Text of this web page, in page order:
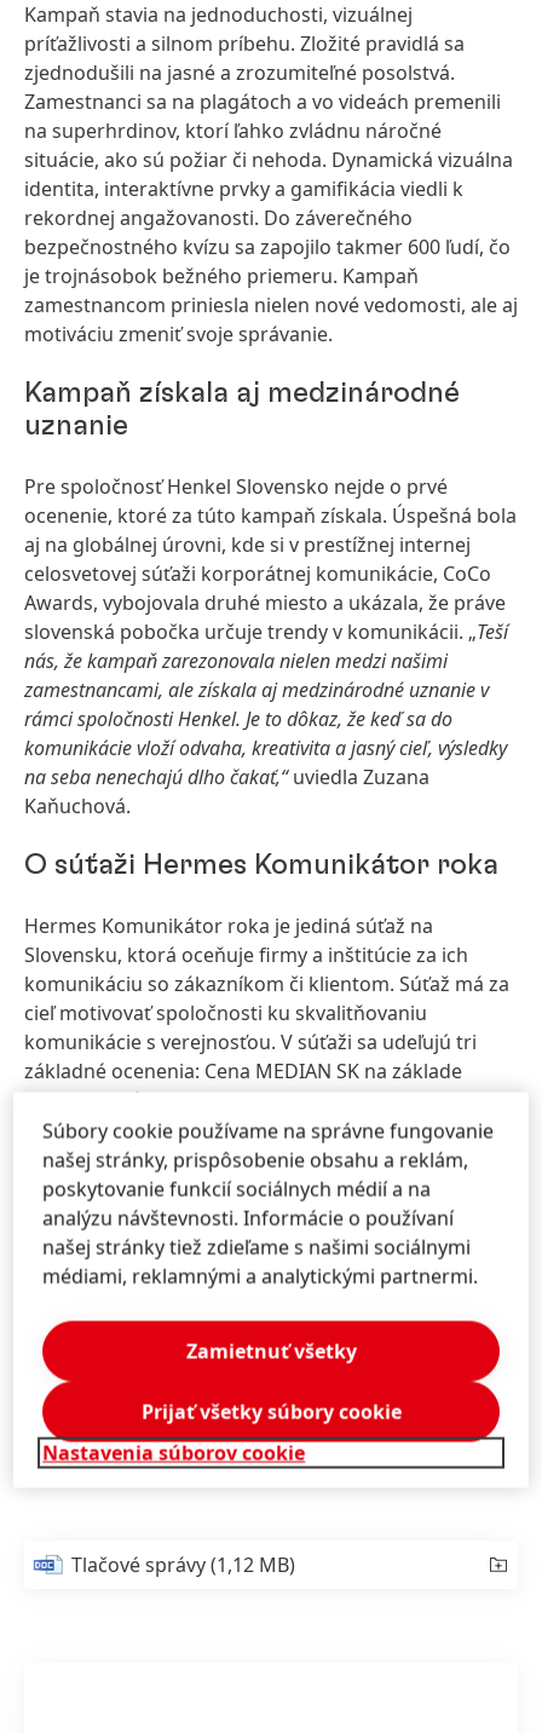
Kampaň stavia na jednoduchosti, vizuálnej
príťažlivosti a silnom príbehu. Zložité pravidlá sa
zjednodušili na jasné a zrozumiteľné posolstvá.
Zamestnanci sa na plagátoch a vo videách premenili
na superhrdinov, ktorí ľahko zvládnu náročné
situácie, ako sú požiar či nehoda. Dynamická vizuálna
identita, interaktívne prvky a gamifikácia viedli k
rekordnej angažovanosti. Do záverečného
bezpečnostného kvízu sa zapojilo takmer 600 ľudí, čo
je trojnásobok bežného priemeru. Kampaň
zamestnancom priniesla nielen nové vedomosti, ale aj
motiváciu zmeniť svoje správanie.
Kampaň získala aj medzinárodné
uznanie
Pre spoločnosť Henkel Slovensko nejde o prvé
ocenenie, ktoré za túto kampaň získala. Úspešná bola
aj na globálnej úrovni, kde si v prestížnej internej
celosvetovej súťaži korporátnej komunikácie, CoCo
Awards, vybojovala druhé miesto a ukázala, že práve
slovenská pobočka určuje trendy v komunikácii. „Teší
nás, že kampaň zarezonovala nielen medzi našimi
zamestnancami, ale získala aj medzinárodné uznanie v
rámci spoločnosti Henkel. Je to dôkaz, že keď sa do
komunikácie vloží odvaha, kreativita a jasný cieľ, výsledky
na seba nenechajú dlho čakať,“uviedla Zuzana
Kaňuchová.
O súťaži Hermes Komunikátor roka
Hermes Komunikátor roka je jediná súťaž na
Slovensku, ktorá oceňuje firmy a inštitúcie za ich
komunikáciu so zákazníkom či klientom. Súťaž má za
cieľ motivovať spoločnosti ku skvalitňovaniu
komunikácie s verejnosťou. V súťaži sa udeľujú tri
základné ocenenia: Cena MEDIAN SK na základe
reprezentatívneho prieskumu, Cena verejnosti
prostredníctvom online hlasovania verejnosti a Cena
Hermes, o ktorej rozhoduje odborná porota. Tá sa
tento rok udeľovala v šiestich kategóriách: Inovatívny
marketingový prístup, Kreatívne marketingové
riešenia, Interná komunikácia & employer branding,
Dizajn, Spoločenská zodpovednosť a Event.
troch hodnotení získava špeciálne ocenenie GRAND
PRIX.
Viac o súťaži a kompletný zoznam výhercov nájdete
na:cenyhermes.sk
Tlačové správy(1,12 MB)
Súbory cookie používame na správne fungovanie
našej stránky, prispôsobenie obsahu a reklám,
poskytovanie funkcií sociálnych médií a na
analýzu návštevnosti. Informácie o používaní
našej stránky tiež zdieľame s našimi sociálnymi
médiami, reklamnými a analytickými partnermi.
Nastavenia súborov cookie
Zamietnuť všetky
Prijať všetky súbory cookie